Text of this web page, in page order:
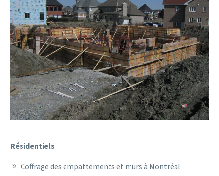
Résidentiels
Coffrage des empattements et murs à Montréal